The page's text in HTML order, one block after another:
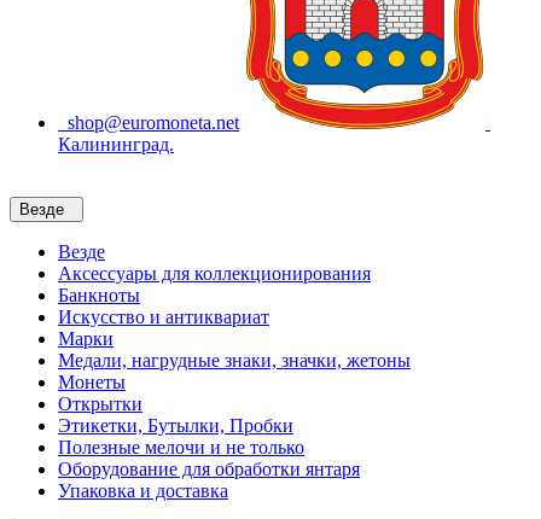
shop@euromoneta.net
Калининград.
Везде
Везде
Аксессуары для коллекционирования
Банкноты
Искусство и антиквариат
Марки
Медали, нагрудные знаки, значки, жетоны
Монеты
Открытки
Этикетки, Бутылки, Пробки
Полезные мелочи и не только
Оборудование для обработки янтаря
Упаковка и доставка